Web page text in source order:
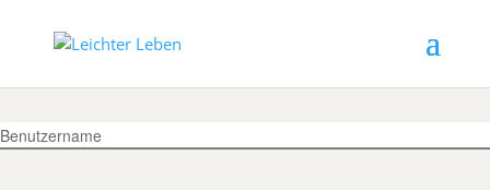
Benutzername